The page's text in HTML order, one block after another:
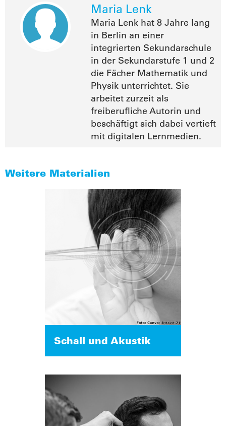
Maria Lenk
Maria Lenk hat 8 Jahre lang
in Berlin an einer
integrierten Sekundarschule
in der Sekundarstufe 1 und 2
die Fächer Mathematik und
Physik unterrichtet. Sie
arbeitet zurzeit als
freiberufliche Autorin und
beschäftigt sich dabei vertieft
mit digitalen Lernmedien.
Weitere Materialien
Schall und Akustik